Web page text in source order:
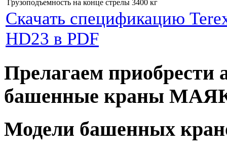
Грузоподъемность на конце стрелы 3400 кг
Скачать спецификацию
HD23 в PDF
Прелагаем приобрести
башенные краны
Модели башенных